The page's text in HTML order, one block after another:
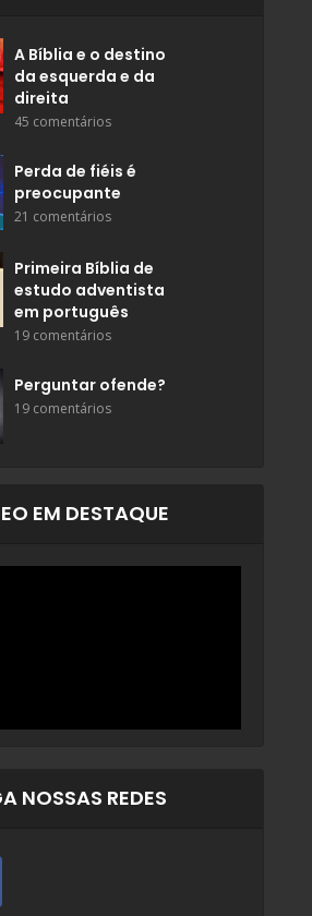
A Bíblia e o destino
da esquerda e da
direita
45 comentários
Perda de fiéis é
preocupante
21 comentários
Primeira Bíblia de
estudo adventista
em português
19 comentários
Perguntar ofende?
19 comentários
EM DESTAQUE
NOSSAS REDES